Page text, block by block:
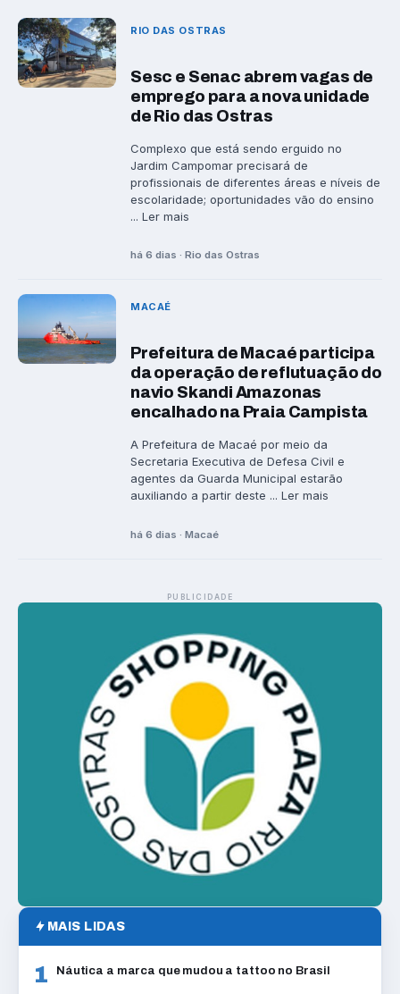
RIO DAS OSTRAS
Sesc e Senac abrem vagas de
emprego para a nova unidade
de Rio das Ostras
Complexo que está sendo erguido no
Jardim Campomar precisará de
profissionais de diferentes áreas e níveis de
escolaridade; oportunidades vão do ensino
... Ler mais
há 6 dias · Rio das Ostras
MACAÉ
Prefeitura de Macaé participa
da operação de reflutuação do
navio Skandi Amazonas
encalhado na Praia Campista
A Prefeitura de Macaé por meio da
Secretaria Executiva de Defesa Civil e
agentes da Guarda Municipal estarão
auxiliando a partir deste ... Ler mais
há 6 dias · Macaé
PUBLICIDADE
MAIS LIDAS
1 Náutica a marca que mudou a tattoo no Brasil